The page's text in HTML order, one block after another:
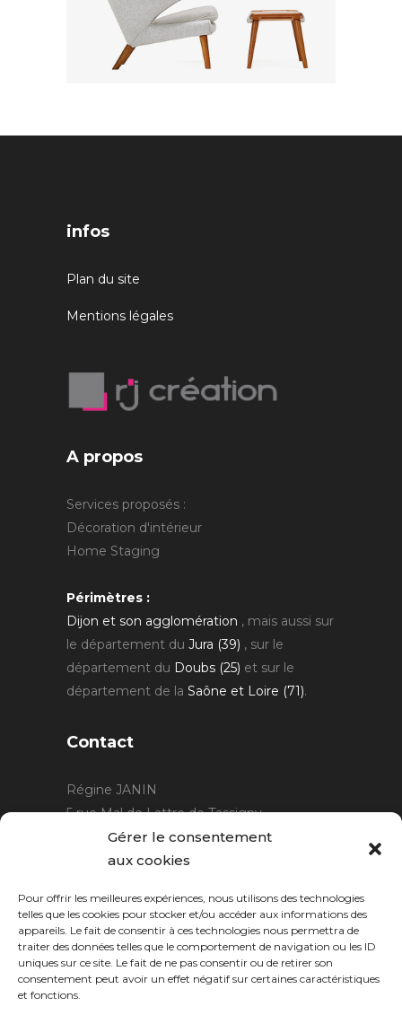
Gérer le consentement
aux cookies
Pour offrir les meilleures expériences, nous utilisons des technologies
telles que les cookies pour stocker et/ou accéder aux informations des
appareils. Le fait de consentir à ces technologies nous permettra de
traiter des données telles que le comportement de navigation ou les ID
uniques sur ce site. Le fait de ne pas consentir ou de retirer son
consentement peut avoir un effet négatif sur certaines caractéristiques
et fonctions.
infos
Plan du site
Mentions légales
A propos
Services proposés :
Décoration d'intérieur
Home Staging
Périmètres :
Dijon et son agglomération , mais aussi sur
le département du Jura (39) , sur le
département du Doubs (25) et sur le
département de la Saône et Loire (71).
Contact
Régine JANIN
5 rue Mal de Lattre de Tassigny
21220 Gevrey Chambertin
06 15 15 80 29
Horaires :sur rendez-vous.